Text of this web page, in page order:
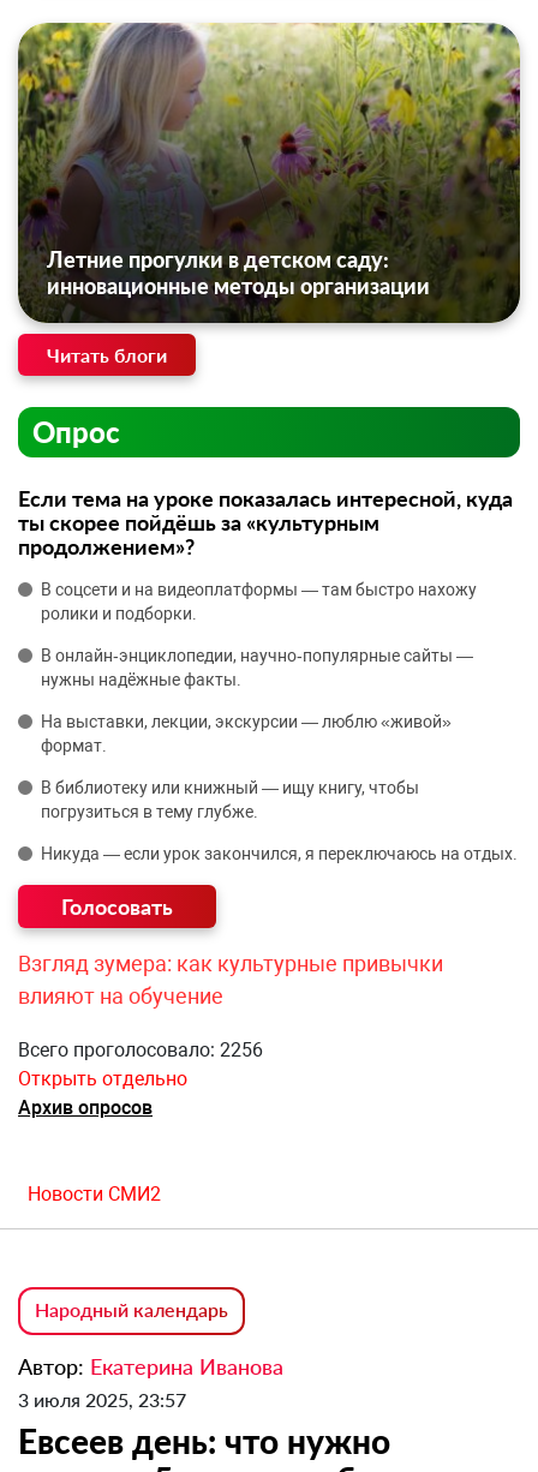
Летние прогулки в детском саду:
инновационные методы организации
Читать блоги
Опрос
Если тема на уроке показалась интересной, куда
ты скорее пойдёшь за «культурным
продолжением»?
В соцсети и на видеоплатформы — там быстро нахожу
ролики и подборки.
В онлайн‑энциклопедии, научно‑популярные сайты —
нужны надёжные факты.
На выставки, лекции, экскурсии — люблю «живой»
формат.
В библиотеку или книжный — ищу книгу, чтобы
погрузиться в тему глубже.
Никуда — если урок закончился, я переключаюсь на отдых.
Взгляд зумера: как культурные привычки
влияют на обучение
Всего проголосовало: 2256
Открыть отдельно
Архив опросов
Новости СМИ2
Народный календарь
Автор: Екатерина Иванова
3 июля 2025, 23:57
Евсеев день: что нужно